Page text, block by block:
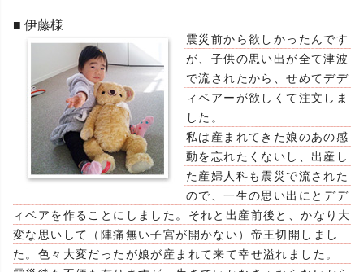
■ 伊藤様
震災前から欲しかったんです
が、子供の思い出が全て津波
で流されたから、せめてデデ
ィベアーが欲しくて注文しま
した。
私は産まれてきた娘のあの感
動を忘れたくないし、出産し
た産婦人科も震災で流された
ので、一生の思い出にとデデ
ィベアを作ることにしました。それと出産前後と、かなり大
変な思いして（陣痛無い子宮が開かない）帝王切開しまし
た。色々大変だったが娘が産まれて来て幸せ溢れました。